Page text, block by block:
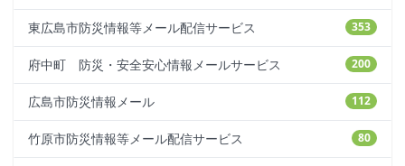
353
東広島市防災情報等メール配信サービス
200
府中町 防災・安全安心情報メールサービス
112
広島市防災情報メール
80
竹原市防災情報等メール配信サービス